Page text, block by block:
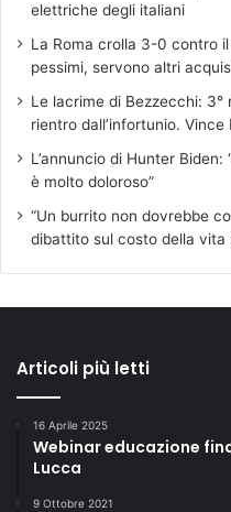
elettriche degli italiani
La Roma crolla 3-0 contro
pessimi, servono altri
Le lacrime di Bezzecchi:
rientro dall’infortunio. Vince
L’annuncio di Hunter
è molto doloroso”
“Un burrito non dovrebbe
dibattito sul costo della vita
Articoli più letti
16 Aprile 2025
Webinar educazione
Lucca
9 Ottobre 2021